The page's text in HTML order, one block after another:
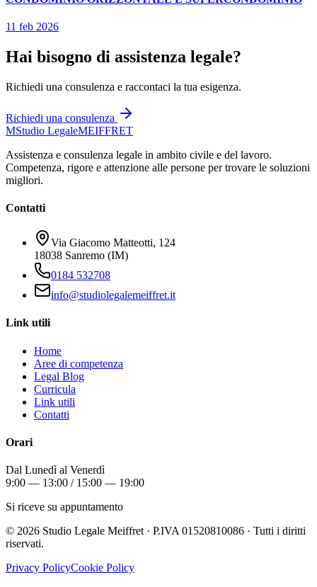
11 feb 2026
Hai bisogno di assistenza legale?
Richiedi una consulenza e raccontaci la tua esigenza.
Richiedi una consulenza
MStudio LegaleMEIFFRET
Assistenza e consulenza legale in ambito civile e del lavoro.
Competenza, rigore e attenzione alle persone per trovare le soluzioni
migliori.
Contatti
Via Giacomo Matteotti, 124
18038 Sanremo (IM)
0184 532708
info@studiolegalemeiffret.it
Link utili
Home
Aree di competenza
Legal Blog
Curricula
Link utili
Contatti
Orari
Dal Lunedì al Venerdì
9:00 — 13:00 / 15:00 — 19:00
Si riceve su appuntamento
© 2026 Studio Legale Meiffret · P.IVA 01520810086 · Tutti i diritti
riservati.
Privacy PolicyCookie Policy